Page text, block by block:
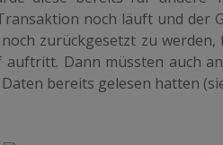
noch läuft und der
zurückgesetzt zu werden,
auftritt. Dann müssten auch
bereits gelesen hatten